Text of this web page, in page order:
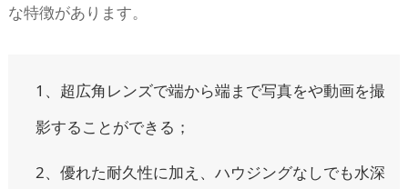
な特徴があります。
1、超広角レンズで端から端まで写真をや動画を撮
影することができる；
2、優れた耐久性に加え、ハウジングなしでも水深